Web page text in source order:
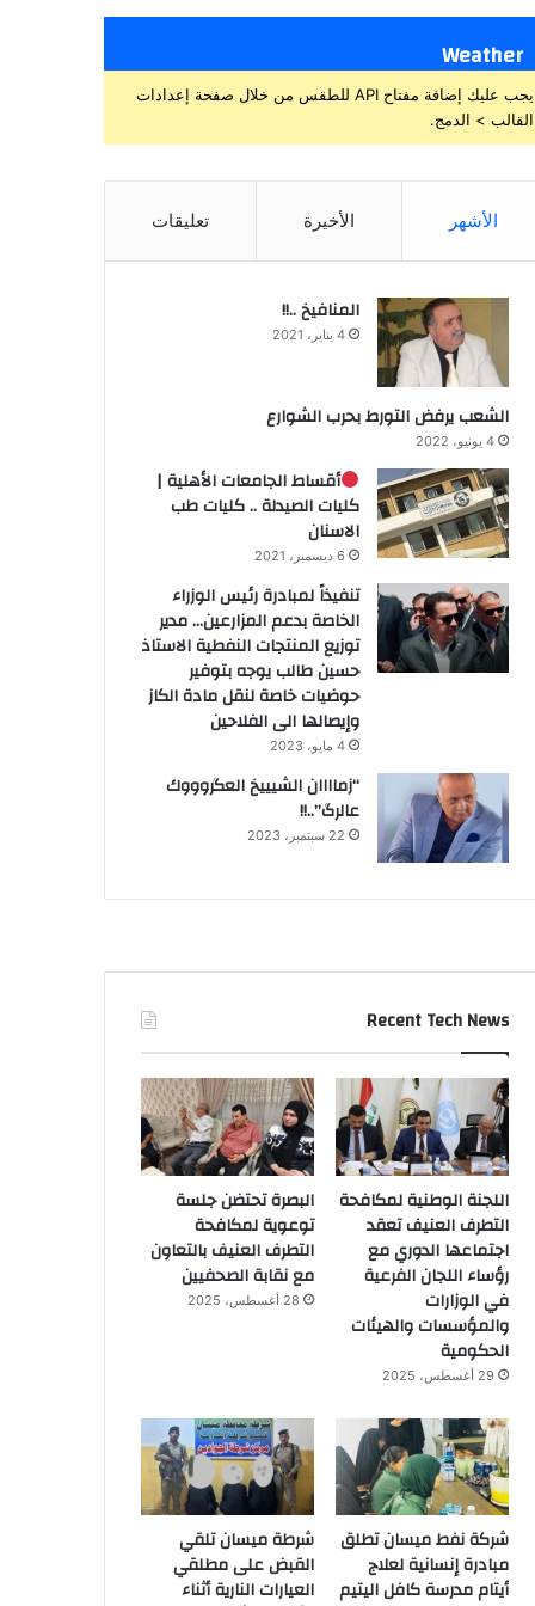
Weather
يجب عليك إضافة مفتاح API للطقس من خلال صفحة إعدادات
القالب > الدمج.
الأشهر الأخيرة تعليقات
المنافيخ ..!!
4 يناير، 2021
الشعب يرفض التورط بحرب الشوارع
4 يونيو، 2022
أقساط الجامعات الأهلية |
كليات الصيدلة .. كليات طب
الاسنان
6 ديسمبر، 2021
تنفيذاً لمبادرة رئيس الوزراء
الخاصة بدعم المزارعين… مدير
توزيع المنتجات النفطية الاستاذ
حسين طالب يوجه بتوفير
حوضيات خاصة لنقل مادة الكاز
وإيصالها الى الفلاحين
4 مايو، 2023
“زماااان الشيييخ العگروووك
عالرگ”..!!
22 سبتمبر، 2023
Recent Tech News
اللجنة الوطنية لمكافحة
التطرف العنيف تعقد
اجتماعها الدوري مع
رؤساء اللجان الفرعية
في الوزارات
والمؤسسات والهيئات
الحكومية
29 أغسطس، 2025
البصرة تحتضن جلسة
توعوية لمكافحة
التطرف العنيف بالتعاون
مع نقابة الصحفيين
28 أغسطس، 2025
شركة نفط ميسان تطلق
مبادرة إنسانية لعلاج
أيتام مدرسة كافل اليتيم
شرطة ميسان تلقي
القبض على مطلقي
العيارات النارية أثناء